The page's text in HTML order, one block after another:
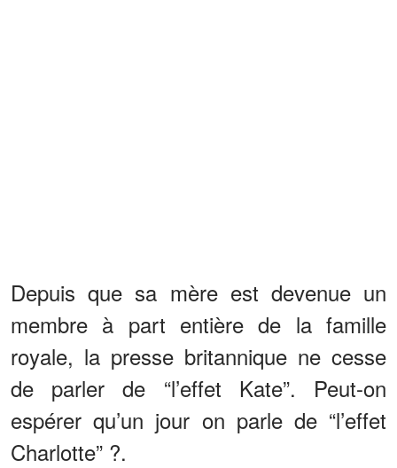
Depuis que sa mère est devenue un
membre à part entière de la famille
royale, la presse britannique ne cesse
de parler de “l’effet Kate”. Peut-on
espérer qu’un jour on parle de “l’effet
Charlotte” ?.